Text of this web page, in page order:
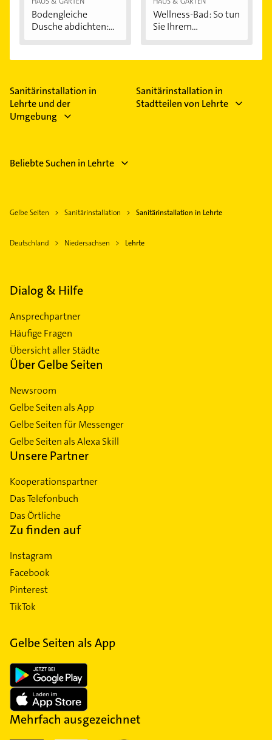
Bodengleiche
Dusche abdichten:...
Wellness-Bad: So tun
Sie Ihrem...
Sanitärinstallation in
Lehrte und der
Umgebung
Sanitärinstallation in
Stadtteilen von Lehrte
Beliebte Suchen in Lehrte
Gelbe Seiten Sanitärinstallation Sanitärinstallation in Lehrte
Deutschland Niedersachsen Lehrte
Dialog & Hilfe
Ansprechpartner
Häufige Fragen
Übersicht aller Städte
Über Gelbe Seiten
Newsroom
Gelbe Seiten als App
Gelbe Seiten für Messenger
Gelbe Seiten als Alexa Skill
Unsere Partner
Kooperationspartner
Das Telefonbuch
Das Örtliche
Zu finden auf
Instagram
Facebook
Pinterest
TikTok
Gelbe Seiten als App
Mehrfach ausgezeichnet